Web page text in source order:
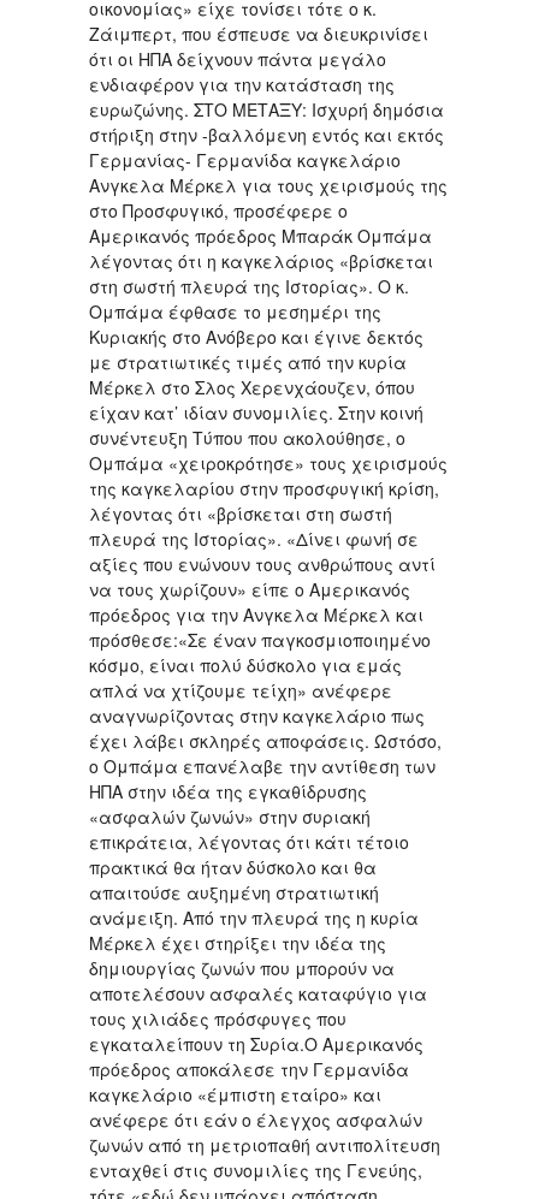
οικονομίας» είχε τονίσει τότε ο κ.
Ζάιμπερτ, που έσπευσε να διευκρινίσει
ότι οι ΗΠΑ δείχνουν πάντα μεγάλο
ενδιαφέρον για την κατάσταση της
ευρωζώνης. ΣΤΟ ΜΕΤΑΞΥ: Ισχυρή δημόσια
στήριξη στην -βαλλόμενη εντός και εκτός
Γερμανίας- Γερμανίδα καγκελάριο
Ανγκελα Μέρκελ για τους χειρισμούς της
στο Προσφυγικό, προσέφερε ο
Αμερικανός πρόεδρος Μπαράκ Ομπάμα
λέγοντας ότι η καγκελάριος «βρίσκεται
στη σωστή πλευρά της Ιστορίας». Ο κ.
Ομπάμα έφθασε το μεσημέρι της
Κυριακής στο Ανόβερο και έγινε δεκτός
με στρατιωτικές τιμές από την κυρία
Μέρκελ στο Σλος Χερενχάουζεν, όπου
είχαν κατ’ ιδίαν συνομιλίες. Στην κοινή
συνέντευξη Τύπου που ακολούθησε, ο
Ομπάμα «χειροκρότησε» τους χειρισμούς
της καγκελαρίου στην προσφυγική κρίση,
λέγοντας ότι «βρίσκεται στη σωστή
πλευρά της Ιστορίας». «Δίνει φωνή σε
αξίες που ενώνουν τους ανθρώπους αντί
να τους χωρίζουν» είπε ο Αμερικανός
πρόεδρος για την Ανγκελα Μέρκελ και
πρόσθεσε:«Σε έναν παγκοσμιοποιημένο
κόσμο, είναι πολύ δύσκολο για εμάς
απλά να χτίζουμε τείχη» ανέφερε
αναγνωρίζοντας στην καγκελάριο πως
έχει λάβει σκληρές αποφάσεις. Ωστόσο,
ο Ομπάμα επανέλαβε την αντίθεση των
ΗΠΑ στην ιδέα της εγκαθίδρυσης
«ασφαλών ζωνών» στην συριακή
επικράτεια, λέγοντας ότι κάτι τέτοιο
πρακτικά θα ήταν δύσκολο και θα
απαιτούσε αυξημένη στρατιωτική
ανάμειξη. Από την πλευρά της η κυρία
Μέρκελ έχει στηρίξει την ιδέα της
δημιουργίας ζωνών που μπορούν να
αποτελέσουν ασφαλές καταφύγιο για
τους χιλιάδες πρόσφυγες που
εγκαταλείπουν τη Συρία.Ο Αμερικανός
πρόεδρος αποκάλεσε την Γερμανίδα
καγκελάριο «έμπιστη εταίρο» και
ανέφερε ότι εάν ο έλεγχος ασφαλών
ζωνών από τη μετριοπαθή αντιπολίτευση
ενταχθεί στις συνομιλίες της Γενεύης,